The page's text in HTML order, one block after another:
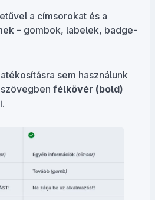
a címsorokat és a
– gombok, labelek, badge-
sem használunk
félkövér (bold)